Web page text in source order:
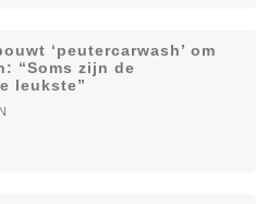
‘peutercarwash’ om
“Soms zijn de
leukste”